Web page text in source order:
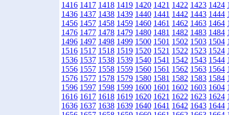
1416 1417 1418 1419 1420 1421 1422 1423 1424
1436 1437 1438 1439 1440 1441 1442 1443 1444
1456 1457 1458 1459 1460 1461 1462 1463 1464
1476 1477 1478 1479 1480 1481 1482 1483 1484
1496 1497 1498 1499 1500 1501 1502 1503 1504
1516 1517 1518 1519 1520 1521 1522 1523 1524
1536 1537 1538 1539 1540 1541 1542 1543 1544
1556 1557 1558 1559 1560 1561 1562 1563 1564
1576 1577 1578 1579 1580 1581 1582 1583 1584
1596 1597 1598 1599 1600 1601 1602 1603 1604
1616 1617 1618 1619 1620 1621 1622 1623 1624
1636 1637 1638 1639 1640 1641 1642 1643 1644